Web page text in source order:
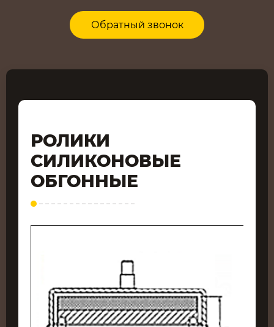
Обратный звонок
РОЛИКИ
СИЛИКОНОВЫЕ
ОБГОННЫЕ